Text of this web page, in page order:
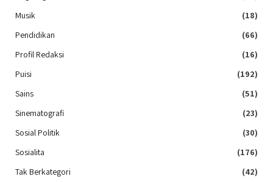
Musik
(18)
Pendidikan
(66)
Profil Redaksi
(16)
Puisi
(192)
Sains
(51)
Sinematografi
(23)
Sosial Politik
(30)
Sosialita
(176)
Tak Berkategori
(42)